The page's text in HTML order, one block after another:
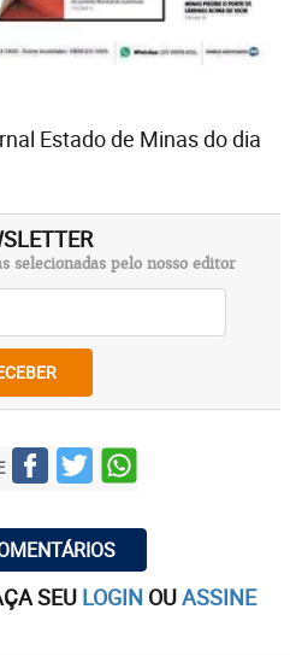
Estado de Minas do dia
selecionadas pelo nosso editor
SEU LOGIN OUASSINE